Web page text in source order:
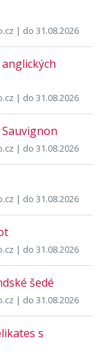
| do 31.08.2026
| do 31.08.2026
| do 31.08.2026
| do 31.08.2026
| do 31.08.2026
šedé
| do 31.08.2026
s